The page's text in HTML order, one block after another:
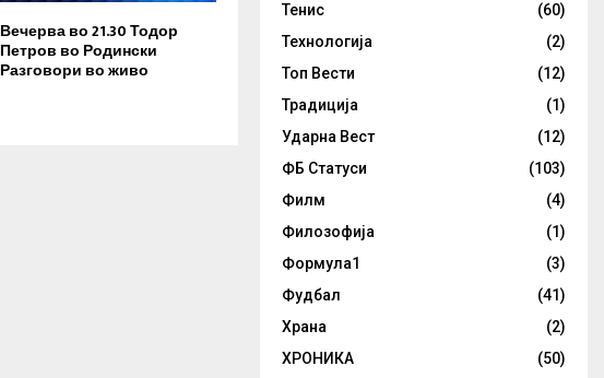
Вечерва во 21.30 Тодор
Петров во Родински
Разговори во живо
Тенис
(60)
Технологија
(2)
Топ Вести
(12)
Традиција
(1)
Ударна Вест
(12)
ФБ Статуси
(103)
Филм
(4)
Филозофија
(1)
Формула1
(3)
Фудбал
(41)
Храна
(2)
ХРОНИКА
(50)